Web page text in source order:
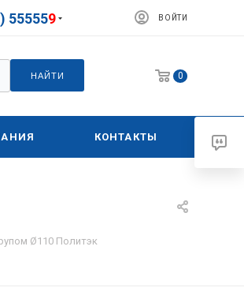
555559 ВОЙТИ
НАЙТИ 0
КОНТАКТЫ
Ø110 Политэк